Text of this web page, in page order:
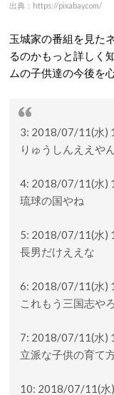
出典：https://pixabay.com/
玉城家の番組を見た
るのかもっと詳しく
ムの子供達の今後を
3: 2018/07/11(水)
りゅうしんええや
4: 2018/07/11(水)
琉球の国やね
5: 2018/07/11(水)
長男だけええな
6: 2018/07/11(水)
これもう三国志やろ
7: 2018/07/11(水)
立派な子供の育て
10: 2018/07/11(水